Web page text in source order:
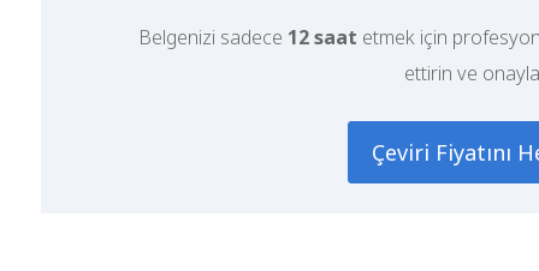
Belgenizi sadece 12 saat etmek için
ettirin ve
Çeviri Fiyatını